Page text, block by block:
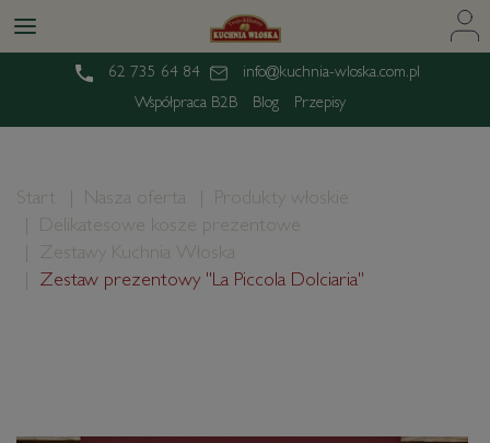
62 735 64 84
info@kuchnia-wloska.com.pl
Współpraca B2B
Blog Przepisy
Start Nasza oferta
Produkty włoskie
Delikatesowe kosze prezentowe
Zestawy Kuchnia Włoska
Zestaw prezentowy "La Piccola Dolciaria"